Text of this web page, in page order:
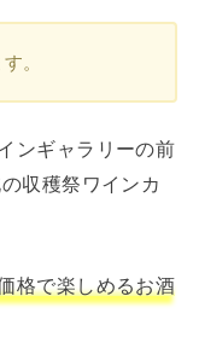
。
ンギャラリーの前
収穫祭ワインカ
格で楽しめるお酒